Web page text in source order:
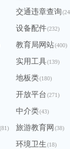
交通违章查询
设备配件(232)
教育局网站(400)
实用工具(139)
地板类(180)
开放平台(271)
中介类(43)
(81) 旅游教育网 (38)
环境卫生(18)